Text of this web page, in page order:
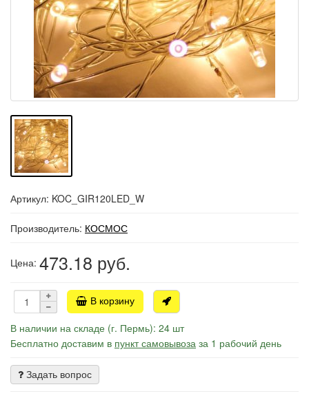
Артикул: KOC_GIR120LED_W
Производитель: КОСМОС
Цена: 473.18 руб.
В корзину
В наличии на складе (г. Пермь): 24 шт
Бесплатно доставим в пункт самовывоза за 1 рабочий день
Задать вопрос